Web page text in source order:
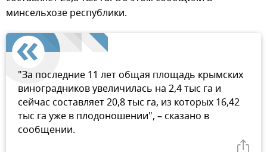
минсельхозе республики.
"За последние 11 лет общая площадь крымских
виноградников увеличилась на 2,4 тыс га и
сейчас составляет 20,8 тыс га, из которых 16,42
тыс га уже в плодоношении", – сказано в
сообщении.